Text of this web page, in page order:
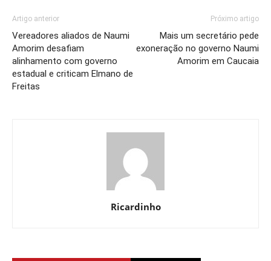
Artigo anterior
Vereadores aliados de Naumi
Amorim desafiam
alinhamento com governo
estadual e criticam Elmano de
Freitas
Próximo artigo
Mais um secretário pede
exoneração no governo Naumi
Amorim em Caucaia
Ricardinho